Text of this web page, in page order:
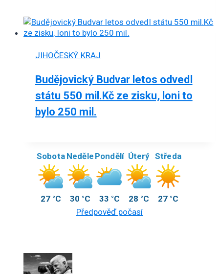
JIHOČESKÝ KRAJ
Budějovický Budvar letos odvedl
státu 550 mil.Kč ze zisku, loni to
bylo 250 mil.
Sobota
27 °C
Neděle
30 °C
Pondělí
33 °C
Úterý
28 °C
Středa
27 °C
Předpověď počasí